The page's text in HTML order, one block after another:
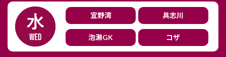
宜野湾 具志川
泡瀬GK コザ